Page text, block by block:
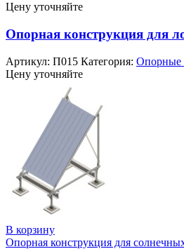
Цену уточняйте
Опорная конструкция для
Артикул: П015 Категория: Опорные
Цену уточняйте
В корзину
Опорная конструкция для